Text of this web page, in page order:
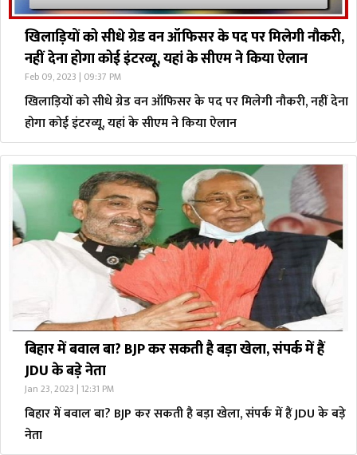
खिलाड़ियों को सीधे ग्रेड वन ऑफिसर के पद पर मिलेगी नौकरी,
नहीं देना होगा कोई इंटरव्यू, यहां के सीएम ने किया ऐलान
Feb 09, 2023 | 09:37 PM
खिलाड़ियों को सीधे ग्रेड वन ऑफिसर के पद पर मिलेगी नौकरी, नहीं देना
होगा कोई इंटरव्यू, यहां के सीएम ने किया ऐलान
बिहार में बवाल बा? BJP कर सकती है बड़ा खेला, संपर्क में हैं
JDU के बड़े नेता
Jan 23, 2023 | 12:31 PM
बिहार में बवाल बा? BJP कर सकती है बड़ा खेला, संपर्क में हैं JDU के बड़े
नेता